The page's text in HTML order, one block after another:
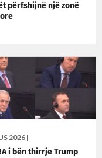
përfshijnë një zonë
2026 |
i bën thirrje Trump